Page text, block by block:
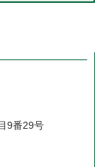
9番29号